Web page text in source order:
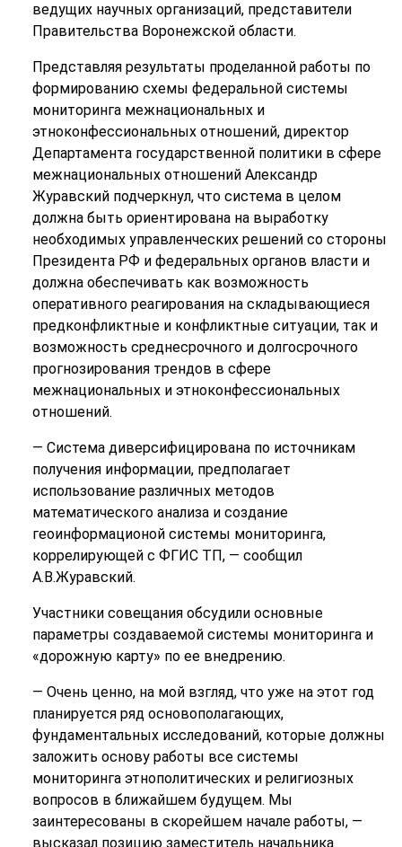
ведущих научных организаций, представители
Правительства Воронежской области.
Представляя результаты проделанной работы по
формированию схемы федеральной системы
мониторинга межнациональных и
этноконфессиональных отношений, директор
Департамента государственной политики в сфере
межнациональных отношений Александр
Журавский подчеркнул, что система в целом
должна быть ориентирована на выработку
необходимых управленческих решений со стороны
Президента РФ и федеральных органов власти и
должна обеспечивать как возможность
оперативного реагирования на складывающиеся
предконфликтные и конфликтные ситуации, так и
возможность среднесрочного и долгосрочного
прогнозирования трендов в сфере
межнациональных и этноконфессиональных
отношений.
— Система диверсифицирована по источникам
получения информации, предполагает
использование различных методов
математического анализа и создание
геоинформационой системы мониторинга,
коррелирующей с ФГИС ТП, — сообщил
А.В.Журавский.
Участники совещания обсудили основные
параметры создаваемой системы мониторинга и
«дорожную карту» по ее внедрению.
— Очень ценно, на мой взгляд, что уже на этот год
планируется ряд основополагающих,
фундаментальных исследований, которые должны
заложить основу работы все системы
мониторинга этнополитических и религиозных
вопросов в ближайшем будущем. Мы
заинтересованы в скорейшем начале работы, —
высказал позицию заместитель начальника